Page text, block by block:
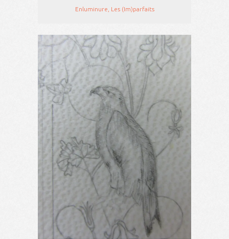
Enluminure, Les (Im)parfaits